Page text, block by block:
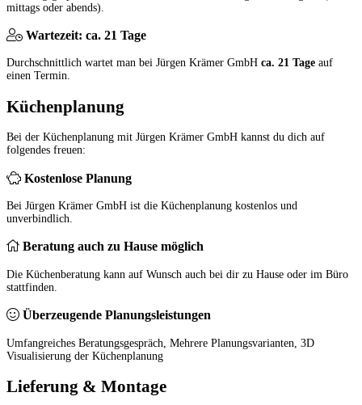
mittags oder abends).
Wartezeit: ca. 21 Tage
Durchschnittlich wartet man bei Jürgen Krämer GmbH ca. 21 Tage auf
einen Termin.
Küchenplanung
Bei der Küchenplanung mit Jürgen Krämer GmbH kannst du dich auf
folgendes freuen:
Kostenlose Planung
Bei Jürgen Krämer GmbH ist die Küchenplanung kostenlos und
unverbindlich.
Beratung auch zu Hause möglich
Die Küchenberatung kann auf Wunsch auch bei dir zu Hause oder im Büro
stattfinden.
Überzeugende Planungsleistungen
Umfangreiches Beratungsgespräch, Mehrere Planungsvarianten, 3D
Visualisierung der Küchenplanung
Lieferung & Montage